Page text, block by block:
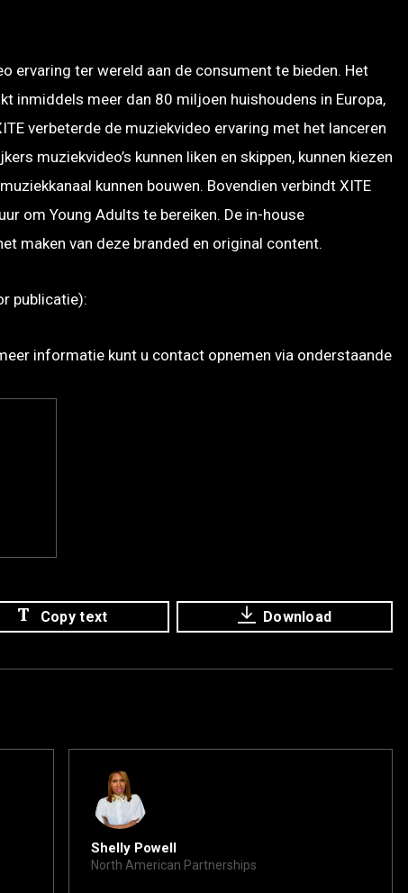
ervaring ter wereld aan de consument te bieden. Het
inmiddels meer dan 80 miljoen huishoudens in Europa,
verbeterde de muziekvideo ervaring met het lanceren
muziekvideo’s kunnen liken en skippen, kunnen kiezen
kunnen bouwen. Bovendien verbindt XITE
om Young Adults te bereiken. De in-house
maken van deze branded en original content.
publicatie):
informatie kunt u contact opnemen via onderstaande
Copy text Download
Shelly Powell
North American Partnerships